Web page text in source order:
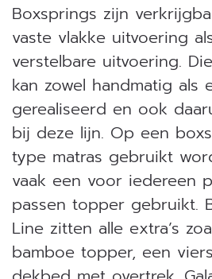
Boxsprings zijn
vaste vlakke uitvoering
verstelbare uitvoering.
kan zowel handmatig als
gerealiseerd en ook
bij deze lijn. Op een
type matras gebruikt
vaak een voor iedereen
passen topper gebruikt.
Line zitten alle extra’s
bamboe topper, een